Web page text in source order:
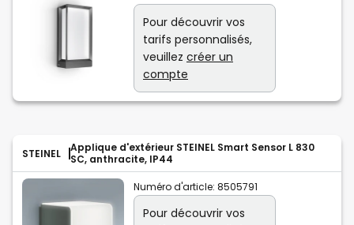
Pour découvrir vos
tarifs personnalisés,
veuillez créer un
compte
STEINEL
Applique d'extérieur STEINEL Smart Sensor L 830
SC, anthracite, IP44
Numéro d'article: 8505791
Pour découvrir vos